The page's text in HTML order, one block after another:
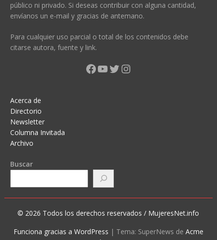
público ni privado. Si deseas contribuir con alguna cantidad,
envíanos un e-mail y gracias de antemano.
Para cualquier uso parcial o total de los contenidos debe
citarse autora, fuente y link.
Facebook
YouTube
Twitter
Instagram
Acerca de
Directorio
Newsletter
Columna Invitada
Archivo
Buscar
© 2026 Todos los derechos reservados / MujeresNet.info
Funciona gracias a WordPress | Tema: SuperNews de Acme